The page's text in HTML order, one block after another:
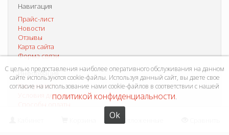
Навигация
Прайс-лист
Новости
Отзывы
Карта сайта
Форма связи
Информация
Как купить?
Условия доставки
С целью предоставления наиболее оперативного обслуживания на данном
сайте используются cookie-файлы. Используя данный сайт, вы даете свое
согласие на использование нами cookie-файлов в соответствии с нашей
политикой конфиденциальности.
Ok